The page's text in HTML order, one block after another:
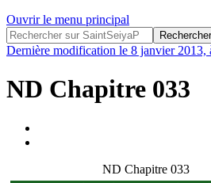
Ouvrir le menu principal
Dernière modification le 8 janvier 2013,
ND Chapitre 033
ND Chapitre 033